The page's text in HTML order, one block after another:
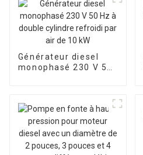
Générateur diesel
monophasé 230 V 50